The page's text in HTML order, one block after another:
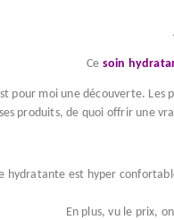
Ce soin
pour moi une découverte.
produits, de quoi offrir une
hydratante est hyper
En plus, vu le prix,